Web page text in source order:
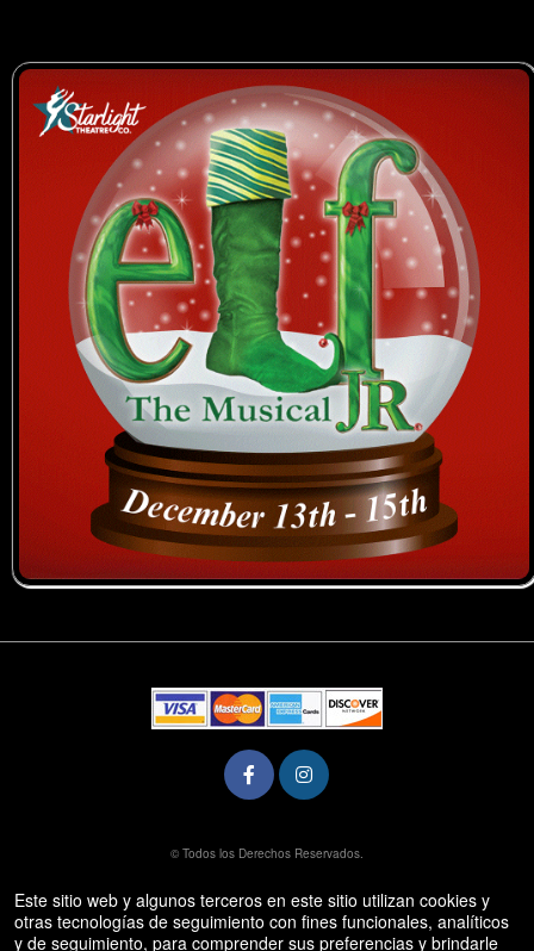
© Todos los Derechos Reservados.
Este sitio web y algunos terceros en este sitio utilizan cookies y
otras tecnologías de seguimiento con fines funcionales, analíticos
y de seguimiento, para comprender sus preferencias y brindarle